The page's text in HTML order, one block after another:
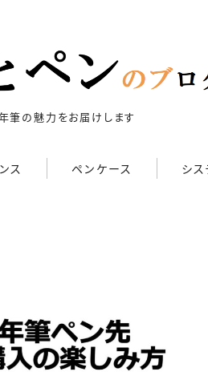
筆の魅力をお届けします
ス ペンケース シス
で絞り込む
3,000円～10,000円
円 30,001円～50,000円